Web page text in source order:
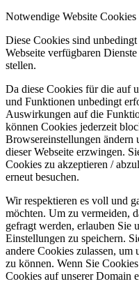
Notwendige Website Cookies
Diese Cookies sind
Webseite verfügbaren
stellen.
Da diese Cookies für die auf
und Funktionen unbedingt
Auswirkungen auf die
können Cookies jederzeit
Browsereinstellungen
dieser Webseite erzwingen.
Cookies zu akzeptieren /
erneut besuchen.
Wir respektieren es voll und
möchten. Um zu vermeiden,
gefragt werden, erlauben Sie
Einstellungen zu speichern.
andere Cookies zulassen,
zu können. Wenn Sie
Cookies auf unserer Domain